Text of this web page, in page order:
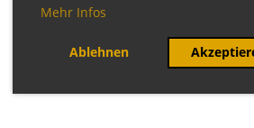
Mehr Infos
Ablehnen